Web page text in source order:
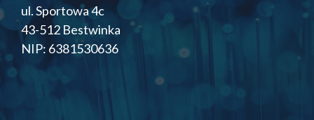
ul. Sportowa 4c
43-512 Bestwinka
NIP: 6381530636